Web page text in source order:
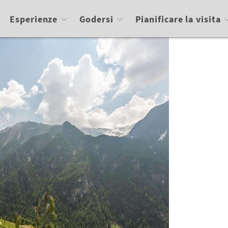
Esperienze Godersi Pianificare la visita